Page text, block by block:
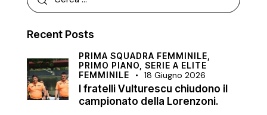
Recent Posts
PRIMA SQUADRA FEMMINILE,
PRIMO PIANO, SERIE A ELITE
FEMMINILE
18 Giugno 2026
I fratelli Vulturescu chiudono il
campionato della Lorenzoni.